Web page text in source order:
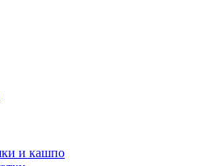
и кашпо